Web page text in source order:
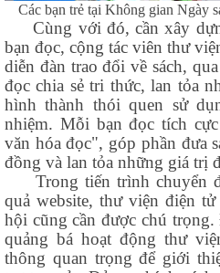
Các bạn trẻ tại Không gian Ngày
Cùng với đó, cần xây
bạn đọc, cộng tác viên thư
diễn đàn trao đổi về sách,
đọc chia sẻ tri thức, lan tỏa
hình thành thói quen sử
nhiệm. Mỗi bạn đọc tích
văn hóa đọc", góp phần đưa
đồng và lan tỏa những giá trị
Trong tiến trình chuyển
quả website, thư viện điện
hội cũng cần được chú
quảng bá hoạt động thư
thông quan trọng để giới